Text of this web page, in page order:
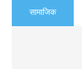
सामाजिक